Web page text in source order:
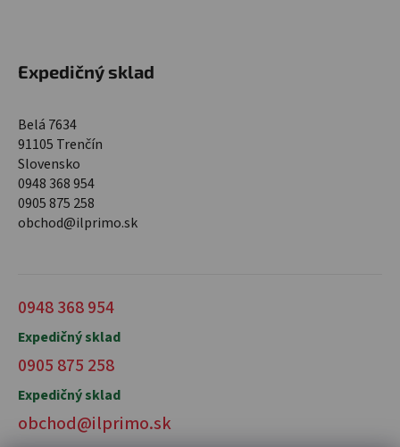
Expedičný sklad
Belá 7634
91105 Trenčín
Slovensko
0948 368 954
0905 875 258
obchod@ilprimo.sk
0948 368 954
Expedičný sklad
0905 875 258
Expedičný sklad
obchod@ilprimo.sk